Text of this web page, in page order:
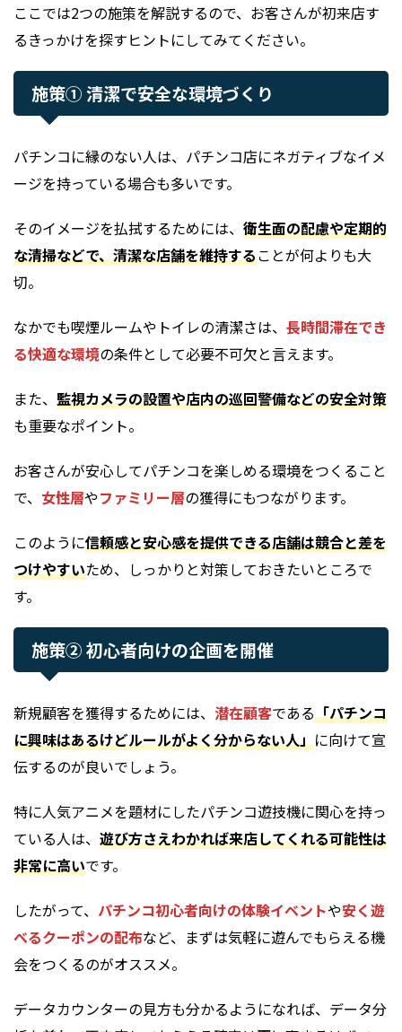
ここでは2つの施策を解説するので、お客さんが初来店す
るきっかけを探すヒントにしてみてください。
施策① 清潔で安全な環境づくり
パチンコに縁のない人は、パチンコ店にネガティブなイメ
ージを持っている場合も多いです。
そのイメージを払拭するためには、 衛生面の配慮や定期的
な清掃などで、清潔な店舗を維持することが何よりも大
切。
なかでも喫煙ルームやトイレの清潔さは、 長時間滞在でき
る快適な環境の条件として必要不可欠と言えます。
また、 監視カメラの設置や店内の巡回警備などの安全対策
も重要なポイント。
お客さんが安心してパチンコを楽しめる環境をつくること
で、 女性層やファミリー層の獲得にもつながります。
このように信頼感と安心感を提供できる店舗は競合と差を
つけやすいため、しっかりと対策しておきたいところで
す。
施策② 初心者向けの企画を開催
新規顧客を獲得するためには、 潜在顧客である「パチンコ
に興味はあるけどルールがよく分からない人」に向けて宣
伝するのが良いでしょう。
特に人気アニメを題材にしたパチンコ遊技機に関心を持っ
ている人は、 遊び方さえわかれば来店してくれる可能性は
非常に高いです。
したがって、 パチンコ初心者向けの体験イベントや安く遊
べるクーポンの配布など、まずは気軽に遊んでもらえる機
会をつくるのがオススメ。
データカウンターの見方も分かるようになれば、データ分